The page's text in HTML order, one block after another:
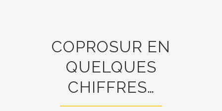
COPROSUR EN
QUELQUES
CHIFFRES…